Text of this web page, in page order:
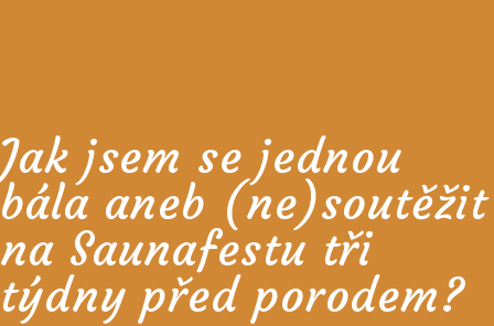
Jak jsem se jednou
bála aneb (ne)soutěžit
na Saunafestu tři
týdny před porodem?